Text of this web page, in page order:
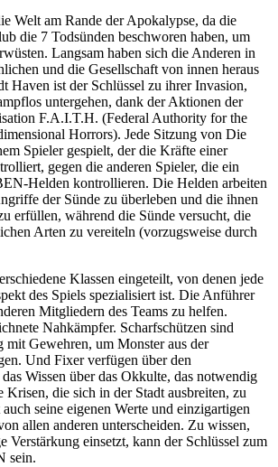
Welt am Rande der Apokalypse, da die
die 7 Todsünden beschworen haben, um
Langsam haben sich die Anderen in
und die Gesellschaft von innen heraus
Haven ist der Schlüssel zu ihrer Invasion,
untergehen, dank der Aktionen der
F.A.I.T.H. (Federal Authority for the
Horrors). Jede Sitzung von Die
Spieler gespielt, der die Kräfte einer
gegen die anderen Spieler, die ein
Helden kontrollieren. Die Helden arbeiten
der Sünde zu überleben und die ihnen
erfüllen, während die Sünde versucht, die
Arten zu vereiteln (vorzugsweise durch
Klassen eingeteilt, von denen jede
des Spiels spezialisiert ist. Die Anführer
Mitgliedern des Teams zu helfen.
Nahkämpfer. Scharfschützen sind
mit Gewehren, um Monster aus der
Und Fixer verfügen über den
Wissen über das Okkulte, das notwendig
Krisen, die sich in der Stadt ausbreiten, zu
seine eigenen Werte und einzigartigen
allen anderen unterscheiden. Zu wissen,
Verstärkung einsetzt, kann der Schlüssel zum
sein.